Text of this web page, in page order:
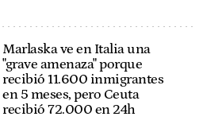
Marlaska ve en Italia una
"grave amenaza" porque
recibió 11.600 inmigrantes
en 5 meses, pero Ceuta
recibió 72.000 en 24h